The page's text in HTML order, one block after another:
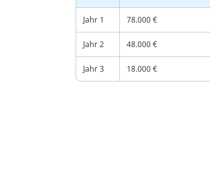
Jahr 1 78.000 €
Jahr 2 48.000 €
Jahr 3 18.000 €